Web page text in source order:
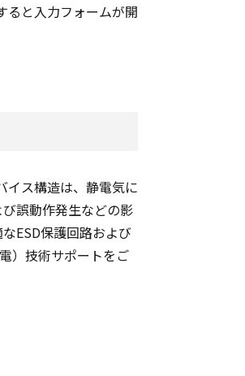
ると入力フォームが開
イス構造は、静電気に
誤動作発生などの影
ESD保護回路および
）技術サポートをご